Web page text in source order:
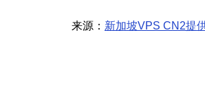
来源： 新加坡VPS CN2提